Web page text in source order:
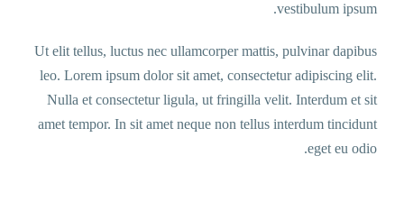
vestibulum ipsum.
Ut elit tellus, luctus nec ullamcorper mattis, pulvinar dapibus
leo. Lorem ipsum dolor sit amet, consectetur adipiscing elit.
Nulla et consectetur ligula, ut fringilla velit. Interdum et sit
amet tempor. In sit amet neque non tellus interdum tincidunt
eget eu odio.